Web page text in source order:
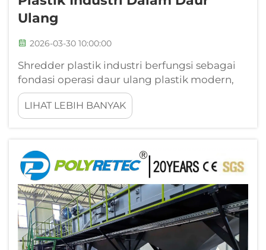
Ulang
2026-03-30 10:00:00
Shredder plastik industri berfungsi sebagai
fondasi operasi daur ulang plastik modern,
mengubah bahan limbah plastik menjadi
fragmen-fragmen yang dapat dikelola untuk
proses selanjutnya. Mesin-mesin tangguh ini
mulai dari ...
LIHAT LEBIH BANYAK